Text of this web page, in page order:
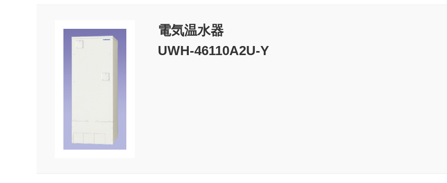
電気温水器
UWH-46110A2U-Y